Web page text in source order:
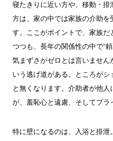
寝たきりに近い方や、移動・
方は、家の中では家族の介助を
す。ここがポイントで、家族だ
つつも、長年の関係性の中で“
気まずさがゼロとは言いませ
いう逃げ道がある。ところが
と無くなります。介助者が他
が、羞恥心と遠慮、そしてプラ
特に壁になるのは、入浴と排泄